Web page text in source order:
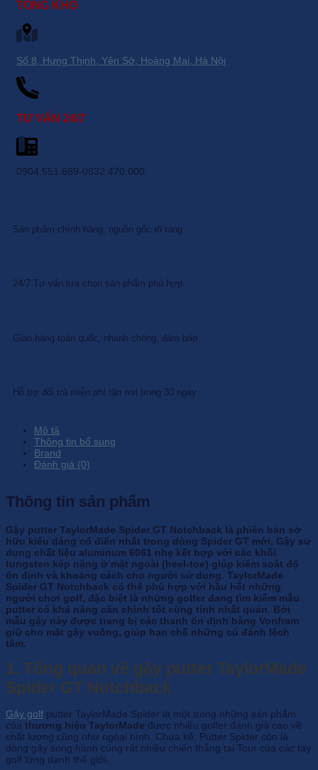
TỔNG KHO
Số 8, Hưng Thịnh, Yên Sở, Hoàng Mai, Hà Nội
TƯ VẤN 24/7
0904.551.689-0832.470.000
Sản phẩm chính hãng, nguồn gốc rõ ràng
24/7 Tư vấn lựa chọn sản phẩm phù hợp
Giao hàng toàn quốc, nhanh chóng, đảm bảo
Hỗ trợ đổi trả miễn phí tận nơi trong 30 ngày
Mô tả
Thông tin bổ sung
Brand
Đánh giá (0)
Thông tin sản phẩm
Gậy putter TaylorMade Spider GT Notchback là phiên bản sở
hữu kiểu dáng cổ điển nhất trong dòng Spider GT mới. Gậy sử
dụng chất liệu aluminum 6061 nhẹ kết hợp với các khối
tungsten kép nặng ở mặt ngoài (heel-toe) giúp kiểm soát độ
ổn định và khoảng cách cho người sử dụng. TaylorMade
Spider GT Notchback có thể phù hợp với hầu hết những
người chơi golf, đặc biệt là những golfer đang tìm kiếm mẫu
putter có khả năng căn chỉnh tốt cùng tính nhất quán. Bởi
mẫu gậy này được trang bị các thanh ổn định bằng Vonfram
giữ cho mặt gậy vuông, giúp hạn chế những cú đánh lệch
tâm.
1. Tổng quan về gậy putter TaylorMade
Spider GT Notchback
Gậy golf putter TaylorMade Spider là một trong những sản phẩm
của thương hiệu TaylorMade được nhiều golfer đánh giá cao về
chất lượng cũng như ngoại hình. Chưa kể, Putter Spider còn là
dòng gậy song hành cùng rất nhiều chiến thắng tại Tour của các tay
golf lừng danh thế giới.